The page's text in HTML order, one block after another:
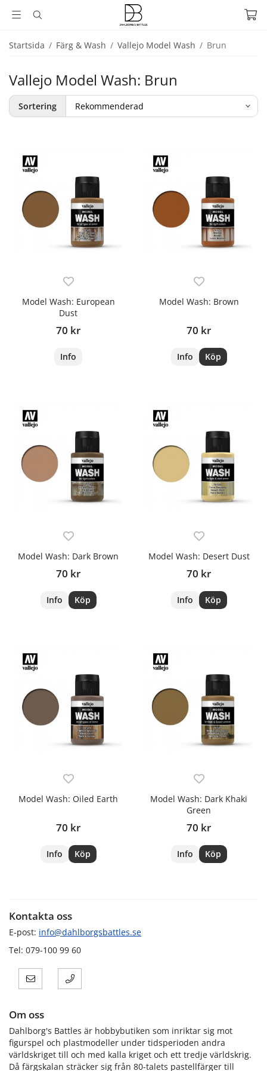
Startsida / Färg & Wash / Vallejo Model Wash / Brun
Vallejo Model Wash: Brun
Sortering
Model Wash: European
Dust
70 kr
Info
Model Wash: Brown
70 kr
Info Köp
Model Wash: Dark Brown
70 kr
Info Köp
Model Wash: Desert Dust
70 kr
Info Köp
Model Wash: Oiled Earth
70 kr
Info Köp
Model Wash: Dark Khaki
Green
70 kr
Info Köp
Kontakta oss
E-post: info@dahlborgsbattles.se
Tel: 079-100 99 60
Om oss
Dahlborg's Battles är hobbybutiken som inriktar sig mot
figurspel och plastmodeller under tidsperioden andra
världskriget till och med kalla kriget och ett tredje världskrig.
Då färgskalan sträcker sig från 80-talets pastellfärger till